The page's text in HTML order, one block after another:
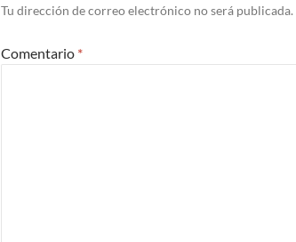
Tu dirección de correo electrónico no será publicada.
Comentario *